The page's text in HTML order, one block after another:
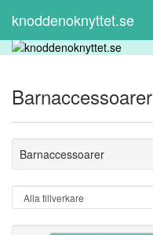
knoddenoknyttet.se
Barnaccessoarer
Barnaccessoarer